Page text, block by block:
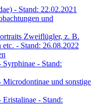
- Stand: 22.02.2021
und
Zweiflügler, z. B.
- Stand: 26.08.2022
- Stand:
und sonstige
- Stand: